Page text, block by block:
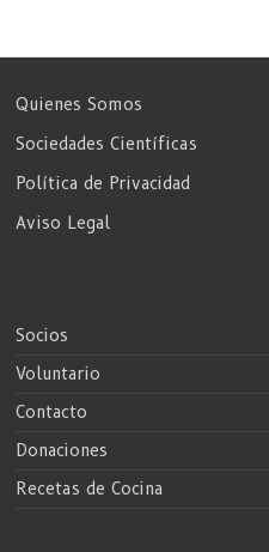
Quienes Somos
Sociedades Científicas
Política de Privacidad
Aviso Legal
Socios
Voluntario
Contacto
Donaciones
Recetas de Cocina